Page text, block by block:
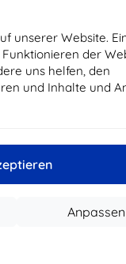
unserer Website.
der
uns helfen, den
und Inhalte und
Anpassen
16,90 €
15,21 €
Auf Lager > 5 Stk.